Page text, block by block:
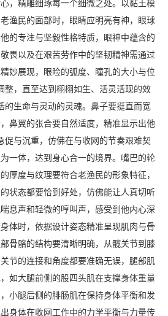
，精雕细琢每一个细微之处。以黏土模
渔民的面部时，眼睛应明亮有神，眼球
的专注与坚毅性格特质，眼神中蕴含的
畏以及在艰苦劳作中的坚韧精神需通过
妙展现，眼睑的弧度、瞳孔的大小与位
整，直至达到栩栩如生、活灵活现的效
的生命与灵动的灵魂。鼻子要挺直而宽
鼻翼的张合要自然适度，精准显示出他
促与沉重，仿佛在与收网的节奏艰难契
一体，达到身心合一的境界。嘴巴的轮
厚度与纹理要符合老渔民的形象特征，
状态都要恰到好处，仿佛能让人真切听
息声和轻微的哼叫声，感受到他内心深
体时，依据设计姿态精准呈现肌肉与骨
骨骼的结构要清晰明确，从髋关节到膝
节的连接和角度都要准确无误，腿部肌
如大腿前侧的股四头肌在支撑身体重量
小腿后侧的腓肠肌在保持身体平衡和发
身体在收网工作中的力学平衡与力量传